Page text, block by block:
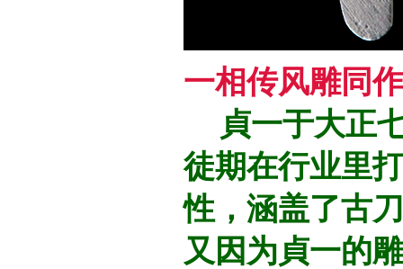
一相传风雕同作
貞一于大正
徒期在行业里
性，涵盖了古
又因为貞一的